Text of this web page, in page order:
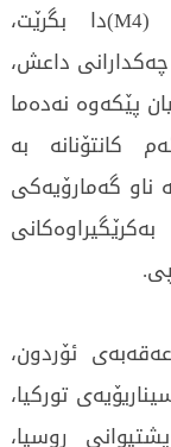
دەست بەسەر حەسەكە و ڕێگاى (M4)دا بگرێت،
داعش،
پێكەوە نەدەما
كانتۆنانە بە
گەمارۆيەكى
ئۆردون،
توركيا،
ڕوسيا،